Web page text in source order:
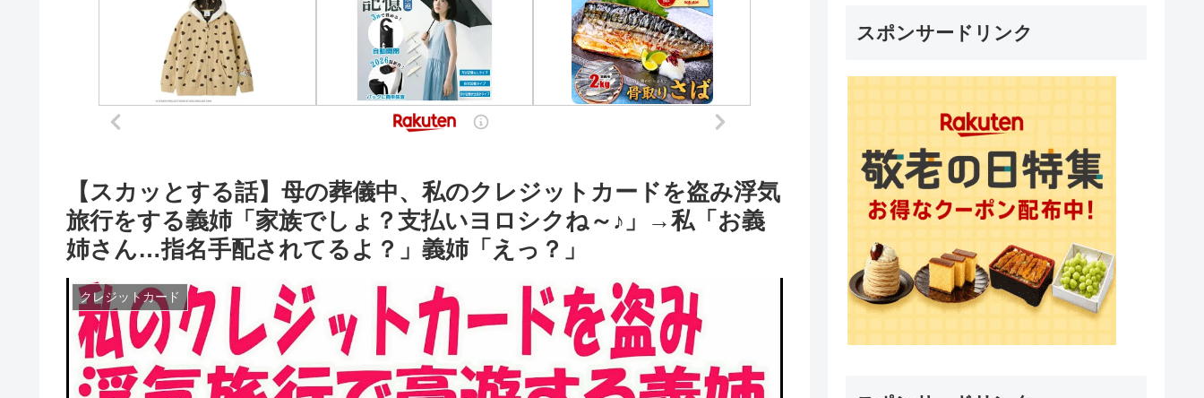
【スカッとする話】母の葬儀中、私のクレジットカードを盗み浮気
旅行をする義姉「家族でしょ？支払いヨロシクね～♪」→私「お義
姉さん…指名手配されてるよ？」義姉「えっ？」
クレジットカード
スポンサードリンク